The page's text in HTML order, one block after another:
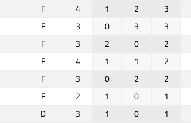
F 4 1 2 3
F 3 0 3 3
F 3 2 0 2
F 4 1 1 2
F 3 0 2 2
F 2 1 0 1
D 3 1 0 1